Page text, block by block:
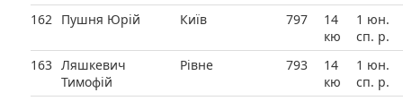
162 Пушня Юрій Київ 797
14
кю
1 юн.
сп. р.
163 Ляшкевич
Тимофій
Рівне 793
14
кю
1 юн.
сп. р.